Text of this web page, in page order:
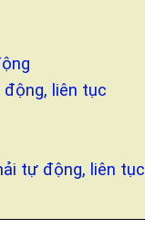
liên tục
tự động, liên tục